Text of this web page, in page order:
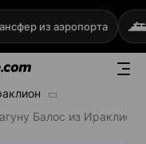
из аэропорта
Балос из Ираклиона